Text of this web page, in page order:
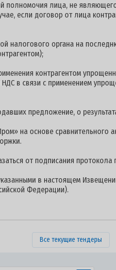
полномочия лица, не
если договор от лица
налогового органа на
контрагентом
НДС в связи с применением
предложение, о
на основе сравнительного
от подписания
в настоящем
Федерации).
Все текущие тендеры